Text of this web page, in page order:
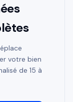
votre bien
de 15 à